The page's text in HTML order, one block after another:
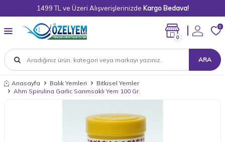
1499 TL ve Üzeri Alışverişlerinizde Kargo Bedava!
ARA
0
0
Anasayfa Balık Yemleri
Bitkisel Yemler
Ahm Spirulina Garlic Sarımsaklı Yem 100 Gr.